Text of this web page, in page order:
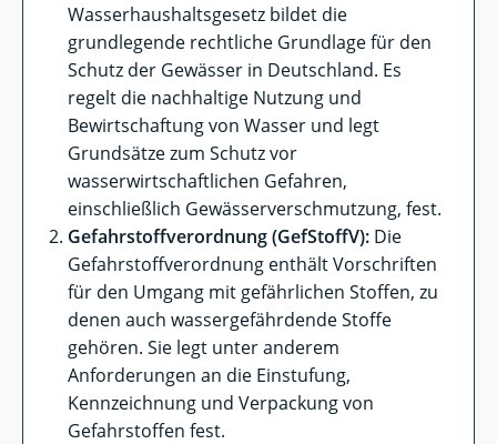
Wasserhaushaltsgesetz bildet die
grundlegende rechtliche Grundlage für den
Schutz der Gewässer in Deutschland. Es
regelt die nachhaltige Nutzung und
Bewirtschaftung von Wasser und legt
Grundsätze zum Schutz vor
wasserwirtschaftlichen Gefahren,
einschließlich Gewässerverschmutzung, fest.
Gefahrstoffverordnung (GefStoffV): Die
Gefahrstoffverordnung enthält Vorschriften
für den Umgang mit gefährlichen Stoffen, zu
denen auch wassergefährdende Stoffe
gehören. Sie legt unter anderem
Anforderungen an die Einstufung,
Kennzeichnung und Verpackung von
Gefahrstoffen fest.